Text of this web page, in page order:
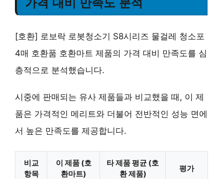
[호환] 로보락 로봇청소기 S8시리즈 물걸레 청소포
4매 호환품 호환마트 제품의 가격 대비 만족도를 심
층적으로 분석했습니다.
시중에 판매되는 유사 제품들과 비교했을 때, 이 제
품은 가격적인 메리트와 더불어 전반적인 성능 면에
서 높은 만족도를 제공합니다.
비교
항목
이 제품 (호
환마트)
타 제품 평균 (호
환 제품)
평가